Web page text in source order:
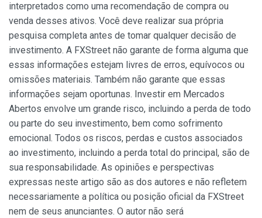
interpretados como uma recomendação de compra ou
venda desses ativos. Você deve realizar sua própria
pesquisa completa antes de tomar qualquer decisão de
investimento. A FXStreet não garante de forma alguma que
essas informações estejam livres de erros, equívocos ou
omissões materiais. Também não garante que essas
informações sejam oportunas. Investir em Mercados
Abertos envolve um grande risco, incluindo a perda de todo
ou parte do seu investimento, bem como sofrimento
emocional. Todos os riscos, perdas e custos associados
ao investimento, incluindo a perda total do principal, são de
sua responsabilidade. As opiniões e perspectivas
expressas neste artigo são as dos autores e não refletem
necessariamente a política ou posição oficial da FXStreet
nem de seus anunciantes. O autor não será